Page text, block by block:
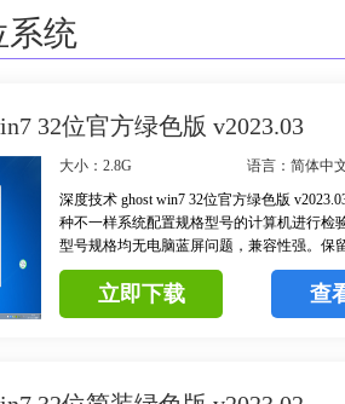
系统
32位官方绿色版 v2023.03
大小：2.8G
语言：简体中
深度技术 ghost win7 32位官方绿色版
种不一样系统配置规格型号的计算机进行检
型号规格均无电脑蓝屏问题，兼容性强。保
的全部功能，并且在此基础上进行了精简操
纯净高效的体验。
立即下载 查